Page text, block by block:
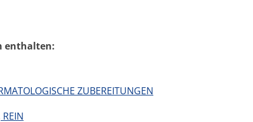
enthalten:
ZUBEREITUNGEN